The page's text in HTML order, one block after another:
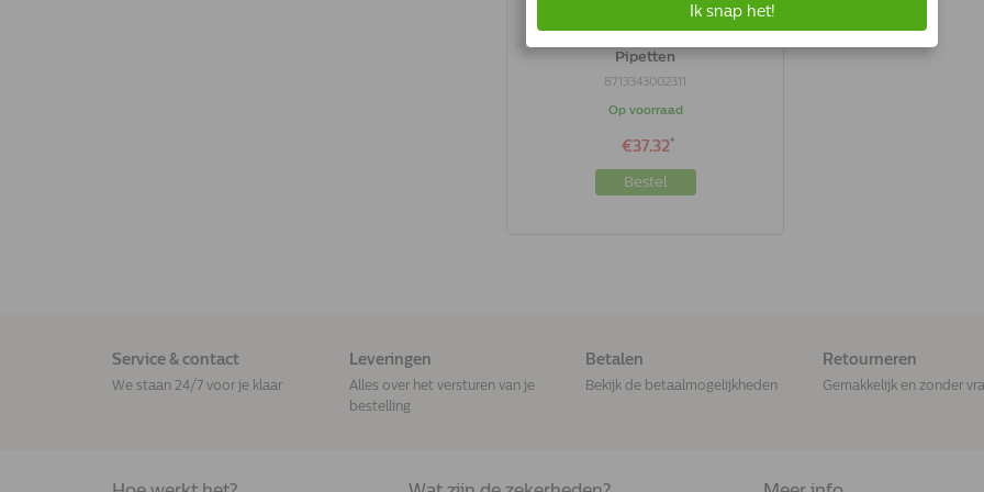
Pipetten
8713343002311
Op voorraad
€37.32*
Bestel
Service & contact
We staan 24/7 voor je klaar
Leveringen
Alles over het versturen van je
bestelling
Betalen
Bekijk de betaalmogelijkheden
Retourneren
Gemakkelijk en zonder